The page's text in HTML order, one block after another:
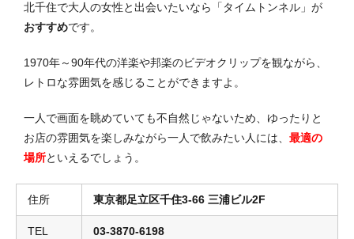
北千住で大人の女性と出会いたいなら「タイムトンネル」が
おすすめです。
1970年～90年代の洋楽や邦楽のビデオクリップを観ながら、
レトロな雰囲気を感じることができますよ。
一人で画面を眺めていても不自然じゃないため、ゆったりと
お店の雰囲気を楽しみながら一人で飲みたい人には、 最適の
場所といえるでしょう。
住所 東京都足立区千住3-66 三浦ビル2F
TEL 03-3870-6198